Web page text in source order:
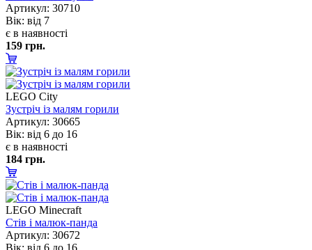
Артикул: 30710
ік: від 7
є в наявності
159 грн.
LEGO City
Зустріч із малям горили
Артикул: 30665
ік: від 6 до 16
є в наявності
184 грн.
LEGO Minecraft
Стів і малюк-панда
Артикул: 30672